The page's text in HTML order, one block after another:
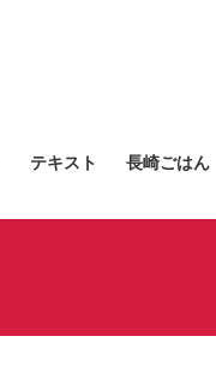
テキスト 長崎ごはん